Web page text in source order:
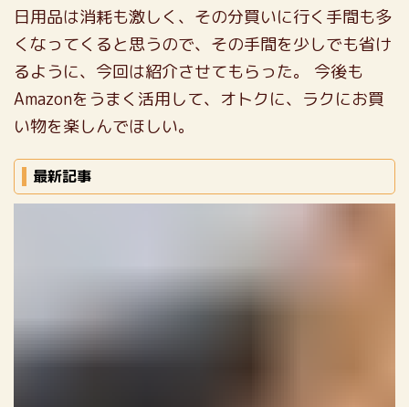
日用品は消耗も激しく、その分買いに行く手間も多
くなってくると思うので、その手間を少しでも省け
るように、今回は紹介させてもらった。
今後も
Amazonをうまく活用して、オトクに、ラクにお買
い物を楽しんでほしい。
最新記事